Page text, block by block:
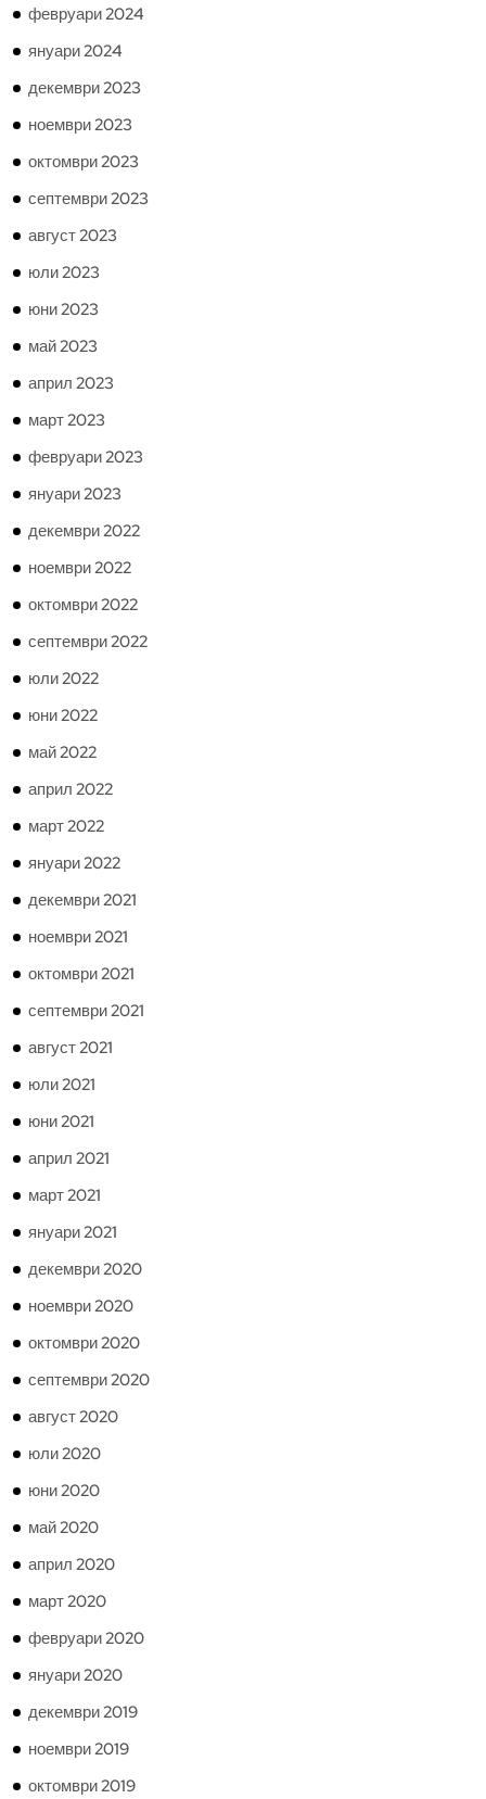
февруари 2024
януари 2024
декември 2023
ноември 2023
октомври 2023
септември 2023
август 2023
юли 2023
юни 2023
май 2023
април 2023
март 2023
февруари 2023
януари 2023
декември 2022
ноември 2022
октомври 2022
септември 2022
юли 2022
юни 2022
май 2022
април 2022
март 2022
януари 2022
декември 2021
ноември 2021
октомври 2021
септември 2021
август 2021
юли 2021
юни 2021
април 2021
март 2021
януари 2021
декември 2020
ноември 2020
октомври 2020
септември 2020
август 2020
юли 2020
юни 2020
май 2020
април 2020
март 2020
февруари 2020
януари 2020
декември 2019
ноември 2019
октомври 2019